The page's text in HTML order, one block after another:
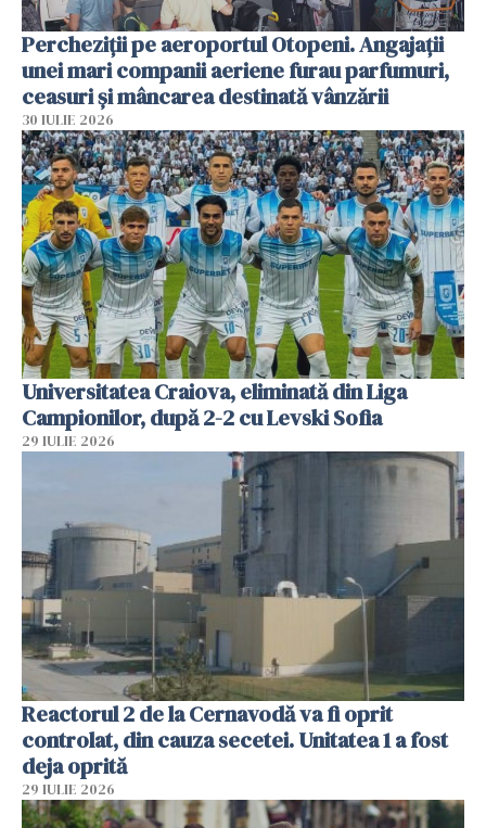
Percheziții pe aeroportul Otopeni. Angajații
unei mari companii aeriene furau parfumuri,
ceasuri și mâncarea destinată vânzării
30 IULIE 2026
Universitatea Craiova, eliminată din Liga
Campionilor, după 2-2 cu Levski Sofia
29 IULIE 2026
Reactorul 2 de la Cernavodă va fi oprit
controlat, din cauza secetei. Unitatea 1 a fost
deja oprită
29 IULIE 2026